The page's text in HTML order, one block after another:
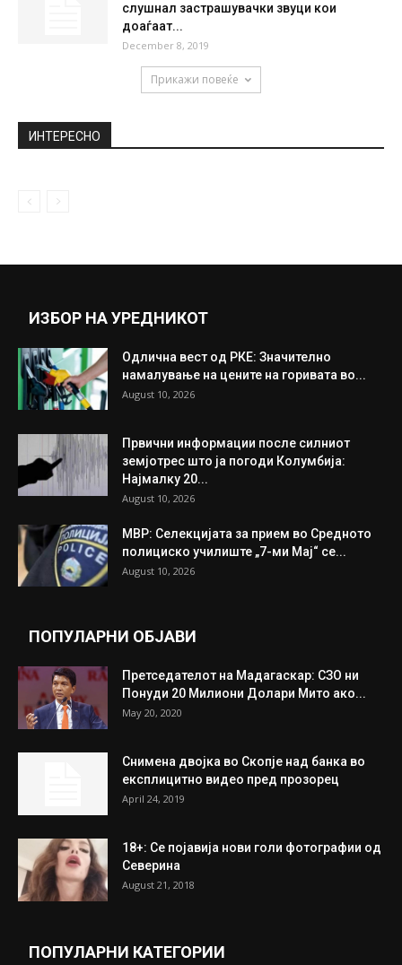
слушнал застрашувачки звуци кои
доаѓаат...
December 8, 2019
Прикажи повеќе
ИНТЕРЕСНО
ИЗБОР НА УРЕДНИКОТ
Одлична вест од РКЕ: Значително
намалување на цените на горивата во...
August 10, 2026
Првични информации после силниот
земјотрес што ја погоди Колумбија:
Најмалку 20...
August 10, 2026
МВР: Селекцијата за прием во Средното
полициско училиште „7-ми Мај“ се...
August 10, 2026
ПОПУЛАРНИ ОБЈАВИ
Претседателот на Мадагаскар: СЗО ни
Понуди 20 Милиони Долари Мито ако...
May 20, 2020
Снимена двојка во Скопје над банка во
експлицитно видео пред прозорец
April 24, 2019
18+: Се појавија нови голи фотографии од
Северина
August 21, 2018
ПОПУЛАРНИ КАТЕГОРИИ